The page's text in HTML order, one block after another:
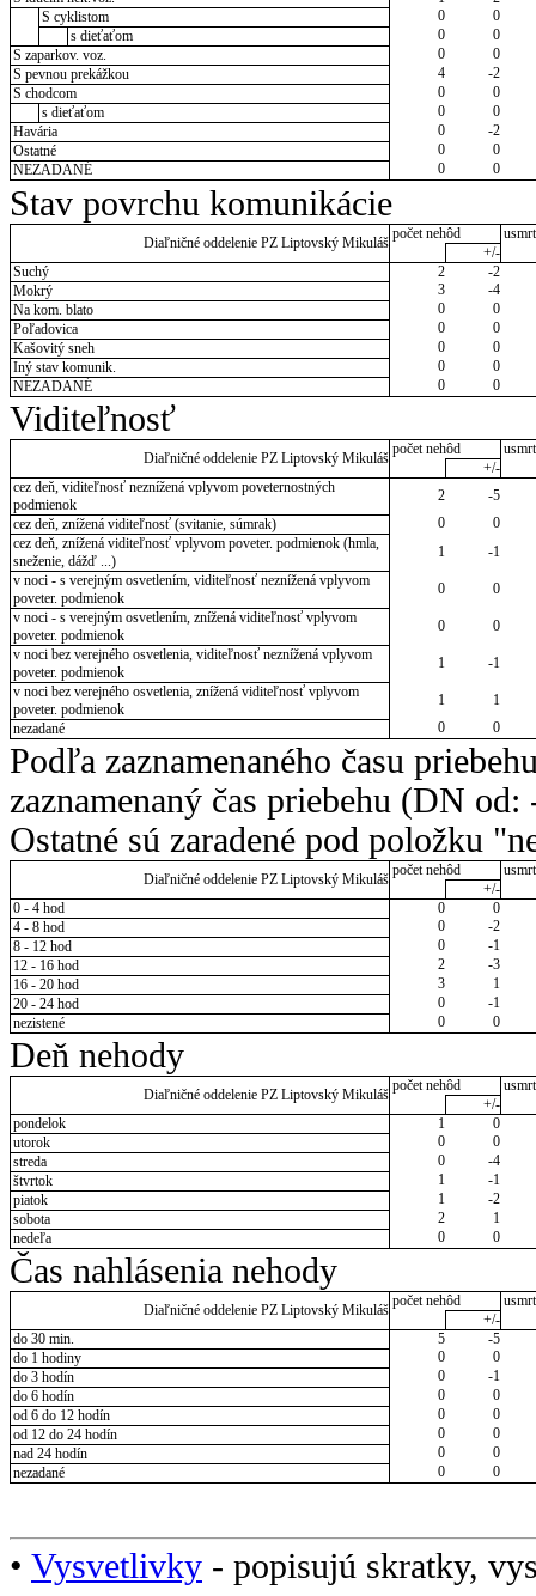
S cyklistom
0
0
s dieťaťom
0
0
S zaparkov. voz.
0
0
S pevnou prekážkou
4
-2
S chodcom
0
0
s dieťaťom
0
0
Havária
0
-2
Ostatné
0
0
NEZADANÉ
0 0
Stav povrchu komunikácie
Diaľničné oddelenie PZ Liptovský Mikuláš
počet nehôd
+/-
Suchý
2
-2
Mokrý
3
-4
Na kom. blato
0
0
Poľadovica
0
0
Kašovitý sneh
0
0
Iný stav komunik.
0
0
NEZADANÉ
0 0
Viditeľnosť
Diaľničné oddelenie PZ Liptovský Mikuláš
počet nehôd
+/-
cez deň, viditeľnosť neznížená vplyvom poveternostných
podmienok
2
-5
cez deň, znížená viditeľnosť (svitanie, súmrak)
0
0
cez deň, znížená viditeľnosť vplyvom poveter. podmienok (hmla,
sneženie, dážď ...)
1
-1
v noci - s verejným osvetlením, viditeľnosť neznížená vplyvom
poveter. podmienok
0
0
v noci - s verejným osvetlením, znížená viditeľnosť vplyvom
poveter. podmienok
0
0
v noci bez verejného osvetlenia, viditeľnosť neznížená vplyvom
poveter. podmienok
1
-1
v noci bez verejného osvetlenia, znížená viditeľnosť vplyvom
poveter. podmienok
1
1
nezadané
0 0
Podľa zaznamenaného času
zaznamenaný čas priebehu (DN
Ostatné sú zaradené pod položku
Diaľničné oddelenie PZ Liptovský Mikuláš
počet nehôd
+/-
0 - 4 hod
0
0
4 - 8 hod
0
-2
8 - 12 hod
0
-1
12 - 16 hod
2
-3
16 - 20 hod
3
1
20 - 24 hod
0
-1
nezistené
0 0
Deň nehody
Diaľničné oddelenie PZ Liptovský Mikuláš
počet nehôd
+/-
pondelok
1
0
utorok
0
0
streda
0
-4
štvrtok
1
-1
piatok
1
-2
sobota
2
1
nedeľa
0 0
Čas nahlásenia nehody
Diaľničné oddelenie PZ Liptovský Mikuláš
počet nehôd
+/-
do 30 min.
5
-5
do 1 hodiny
0
0
do 3 hodín
0
-1
do 6 hodín
0
0
od 6 do 12 hodín
0
0
od 12 do 24 hodín
0
0
nad 24 hodín
0
0
nezadané
0 0
• Vysvetlivky - popisujú skratky,